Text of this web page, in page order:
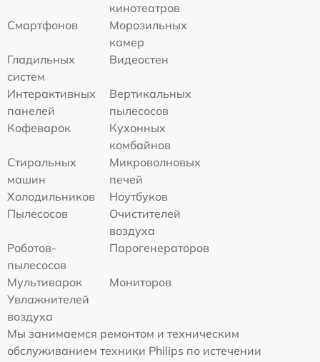
кинотеатров
Смартфонов
Морозильных
камер
Гладильных
систем
Видеостен
Интерактивных
панелей
Вертикальных
пылесосов
Кофеварок
Кухонных
комбайнов
Стиральных
машин
Микроволновых
печей
Холодильников
Ноутбуков
Пылесосов
Очистителей
воздуха
Роботов-
пылесосов
Парогенераторов
Мультиварок
Мониторов
Увлажнителей
воздуха
Мы занимаемся ремонтом и техническим
обслуживанием техники Philips по истечении